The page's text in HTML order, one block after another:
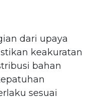
dari upaya
keakuratan
bahan
sesuai